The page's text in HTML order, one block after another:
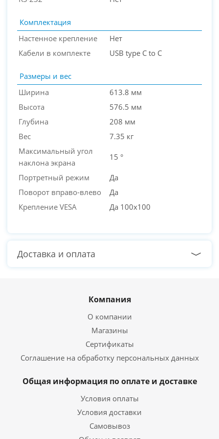
Комплектация
Настенное крепление
Нет
Кабели в комплекте
USB type C to C
Размеры и вес
Ширина
613.8 мм
Высота
576.5 мм
Глубина
208 мм
Вес
7.35 кг
Максимальный угол
наклона экрана
15 °
Портретный режим
Да
Поворот вправо-влево
Да
Крепление VESA
Да 100x100
Доставка и оплата
Компания
О компании
Магазины
Сертификаты
Соглашение на обработку персональных данных
Общая информация по оплате и доставке
Условия оплаты
Условия доставки
Самовывоз